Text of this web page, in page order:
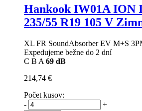
Hankook IW01A ION
235/55 R19 105 V
XL FR SoundAbsorber EV M+S
Expedujeme bežne do 2 dní
C B A 69 dB
214,74 €
Počet kusov:
-
+